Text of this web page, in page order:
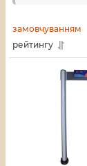
замовчуванням
рейтингу